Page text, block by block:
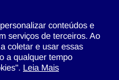
direitos reservados.
conteúdos e
serviços de terceiros. Ao
coletar e usar essas
a qualquer tempo
Leia Mais